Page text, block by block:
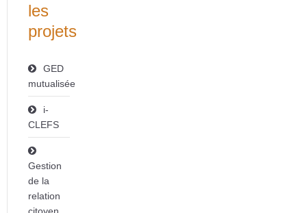
les
projets
GED
mutualisée
i-
CLEFS
Gestion
de la
relation
citoyen